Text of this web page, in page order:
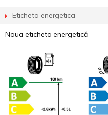
Eticheta energetica
Noua eticheta energetică